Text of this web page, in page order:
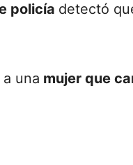
policía detectó
una mujer que